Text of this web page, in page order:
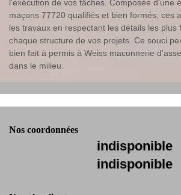
l'exécution de vos tâches. Composée d'une
maçons 77720 qualifiés et bien formés, ces
les travaux en respectant les détails les plus
chaque structure de vos projets. Ce souci
bien fait à permis à Weiss maconnerie
dans le milieu.
Nos coordonnées
indisponible
indisponible